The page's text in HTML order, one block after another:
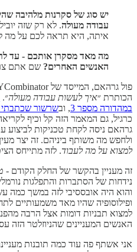
יש סוג של סקרנות מלהיבה
עבודה מעולה. לא רק שזה
איתה, היא תראה לכם על מה
מה מאד מסקרן אותכם - עד
האנשים האחרים? שם אתם
הכותרת ״איך לעשות עבודה מעולה״.
במהדורה מספר 3
, ובשרשור שכתבתי
כרגיל, גם המאמר הזה קל וכיף
גרהאם ניסה לקחת טכניקות לביצוע
ולחפש מה משותף ביניהם. זה יצר
למצוא על מה לעבוד. לזה מתייחס
זה מעניין בהקשר של החלק הקודם -
נידחות של הסתברות והתפלגות
והוא היה אובססיבי לזה במשך כמה
ופילוסופיה שהיו מאד משמעותיים
למצוא תבניות דומות אצל הרבה
האנשים המעניינים שהניוזלטר הזה
אני אשתף פה עוד כמה תובנות